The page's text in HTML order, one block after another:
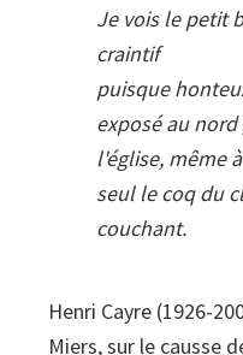
Je vois le petit
craintif
puisque
exposé au nord
l'église, même
seul le coq du
couchant.
Henri Cayre (1926-
Miers, sur le causse